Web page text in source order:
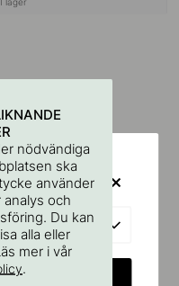
nödvändiga
ska
använder
och
Du kan
alla eller
mer i vår
.